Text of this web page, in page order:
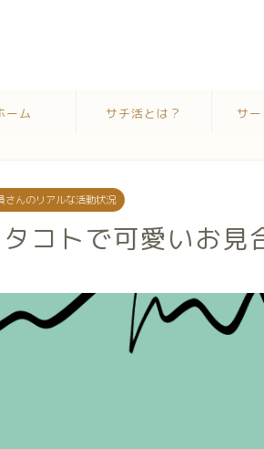
ーム サチ活とは？ サ
さんのリアルな活動状況
コトで可愛いお見